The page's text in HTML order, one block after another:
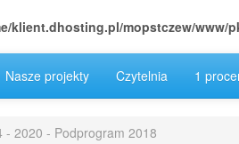
klient.dhosting.pl/mopstczew/www/
Nasze projekty Czytelnia 1
- 2020 - Podprogram 2018